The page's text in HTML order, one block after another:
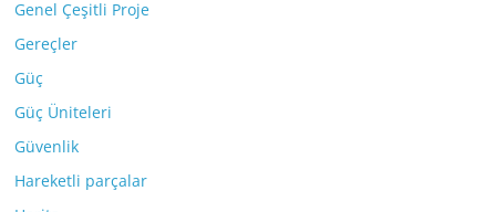
Genel Çeşitli Proje
Gereçler
Güç
Güç Üniteleri
Güvenlik
Hareketli parçalar